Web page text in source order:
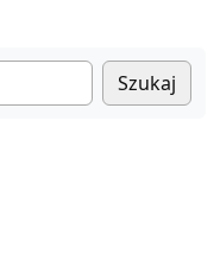
Szukaj